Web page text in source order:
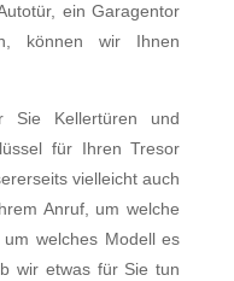
ein Garagentor
können wir Ihnen
Sie Kellertüren und
für Ihren Tresor
vielleicht auch
Anruf, um welche
welches Modell es
wir etwas für Sie tun